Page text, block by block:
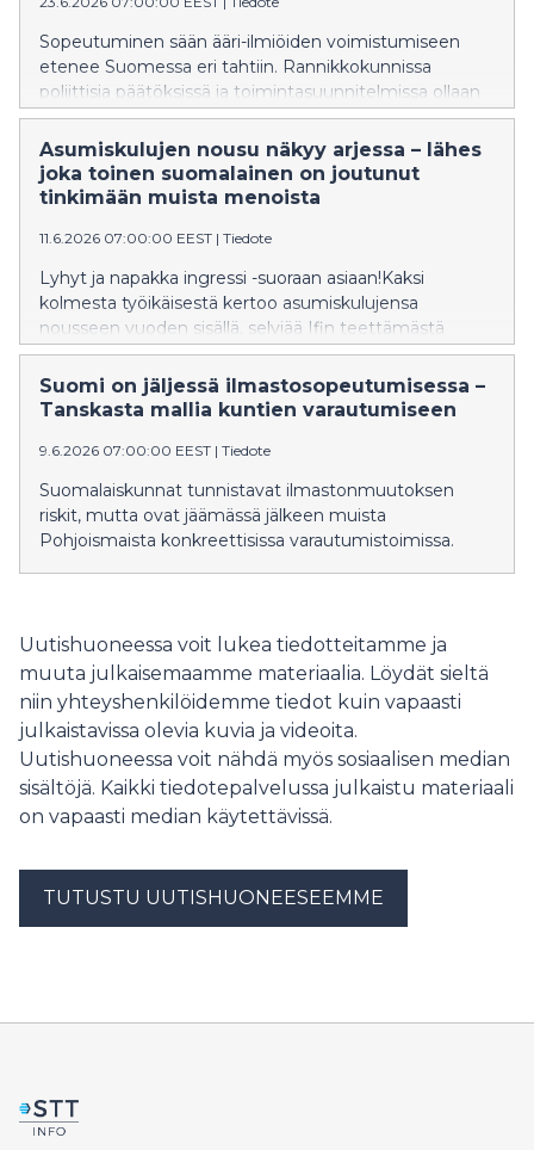
Sopeutuminen sään ääri-ilmiöiden voimistumiseen
etenee Suomessa eri tahtiin. Rannikkokunnissa
poliittisia päätöksissä ja toimintasuunnitelmissa ollaan
sisämaakuntia jäljessä, mutta sopeutuminen näkyy
useammin käytännön toimissa.
Asumiskulujen nousu näkyy arjessa – lähes
joka toinen suomalainen on joutunut
tinkimään muista menoista
11.6.2026 07:00:00 EEST | Tiedote
Lyhyt ja napakka ingressi -suoraan asiaan!Kaksi
kolmesta työikäisestä kertoo asumiskulujensa
nousseen vuoden sisällä, selviää Ifin teettämästä
tutkimuksesta. Samalla lähes joka toinen sanoo, että
asumiskulut ovat pakottaneet tinkimään muista
menoista. Monelle taloustilanne on tällä hetkellä
korostuu.
Suomi on jäljessä ilmastosopeutumisessa –
Tanskasta mallia kuntien varautumiseen
9.6.2026 07:00:00 EEST | Tiedote
Suomalaiskunnat tunnistavat ilmastonmuutoksen
riskit, mutta ovat jäämässä jälkeen muista
Pohjoismaista konkreettisissa varautumistoimissa.
Uutishuoneessa voit lukea tiedotteitamme ja
muuta julkaisemaamme materiaalia. Löydät sieltä
niin yhteyshenkilöidemme tiedot kuin vapaasti
julkaistavissa olevia kuvia ja videoita.
Uutishuoneessa voit nähdä myös sosiaalisen median
sisältöjä. Kaikki tiedotepalvelussa julkaistu materiaali
on vapaasti median käytettävissä.
TUTUSTU UUTISHUONEESEEMME